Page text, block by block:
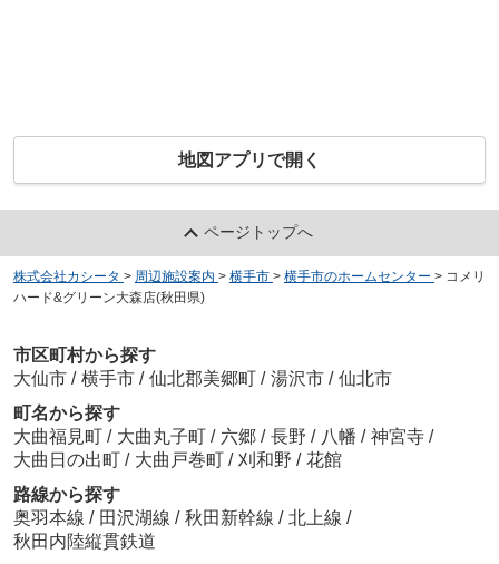
地図アプリで開く
ページトップへ
株式会社カシータ > 周辺施設案内 > 横手市 > 横手市のホームセンター > コメリ
ハード&グリーン大森店(秋田県)
市区町村から探す
大仙市 / 横手市 / 仙北郡美郷町 / 湯沢市 / 仙北市
町名から探す
大曲福見町 / 大曲丸子町 / 六郷 / 長野 / 八幡 / 神宮寺 /
大曲日の出町 / 大曲戸巻町 / 刈和野 / 花館
路線から探す
奥羽本線 / 田沢湖線 / 秋田新幹線 / 北上線 /
秋田内陸縦貫鉄道